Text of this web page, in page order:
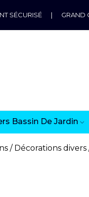
SÉCURISÉ | GRAND
Bassin De Jardin
Décorations divers